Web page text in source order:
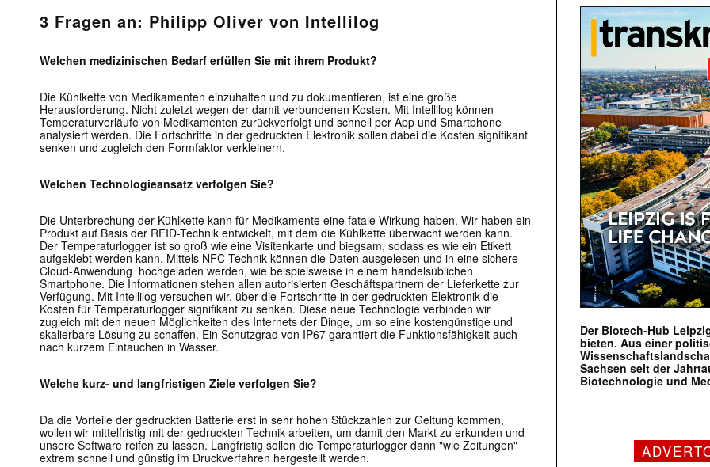
3 Fragen an: Philipp Oliver von Intellilog
Welchen medizinischen Bedarf erfüllen Sie mit ihrem Produkt?
Die Kühlkette von Medikamenten einzuhalten und zu dokumentieren, ist eine große
Herausforderung. Nicht zuletzt wegen der damit verbundenen Kosten. Mit Intellilog können
Temperaturverläufe von Medikamenten zurückverfolgt und schnell per App und Smartphone
analysiert werden. Die Fortschritte in der gedruckten Elektronik sollen dabei die Kosten signifikant
senken und zugleich den Formfaktor verkleinern.
Welchen Technologieansatz verfolgen Sie?
Die Unterbrechung der Kühlkette kann für Medikamente eine fatale Wirkung haben. Wir haben ein
Produkt auf Basis der RFID-Technik entwickelt, mit dem die Kühlkette überwacht werden kann.
Der Temperaturlogger ist so groß wie eine Visitenkarte und biegsam, sodass es wie ein Etikett
aufgeklebt werden kann. Mittels NFC-Technik können die Daten ausgelesen und in eine sichere
Cloud-Anwendung hochgeladen werden, wie beispielsweise in einem handelsüblichen
Smartphone. Die Informationen stehen allen autorisierten Geschäftspartnern der Lieferkette zur
Verfügung. Mit Intellilog versuchen wir, über die Fortschritte in der gedruckten Elektronik die
Kosten für Temperaturlogger signifikant zu senken. Diese neue Technologie verbinden wir
zugleich mit den neuen Möglichkeiten des Internets der Dinge, um so eine kostengünstige und
skalierbare Lösung zu schaffen. Ein Schutzgrad von IP67 garantiert die Funktionsfähigkeit auch
nach kurzem Eintauchen in Wasser.
Welche kurz- und langfristigen Ziele verfolgen Sie?
Da die Vorteile der gedruckten Batterie erst in sehr hohen Stückzahlen zur Geltung kommen,
wollen wir mittelfristig mit der gedruckten Technik arbeiten, um damit den Markt zu erkunden und
unsere Software reifen zu lassen. Langfristig sollen die Temperaturlogger dann "wie Zeitungen"
extrem schnell und günstig im Druckverfahren hergestellt werden.
Der Biotech-Hub
bieten. Aus einer
Sachsen seit der
Biotechnologie und